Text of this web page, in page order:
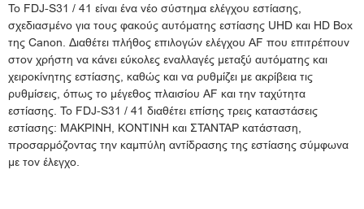
Το FDJ-S31 / 41 είναι ένα νέο σύστημα ελέγχου εστίασης,
σχεδιασμένο για τους φακούς αυτόματης εστίασης UHD και HD Box
της Canon. Διαθέτει πλήθος επιλογών ελέγχου AF που επιτρέπουν
στον χρήστη να κάνει εύκολες εναλλαγές μεταξύ αυτόματης και
χειροκίνητης εστίασης, καθώς και να ρυθμίζει με ακρίβεια τις
ρυθμίσεις, όπως το μέγεθος πλαισίου AF και την ταχύτητα
εστίασης. Το FDJ-S31 / 41 διαθέτει επίσης τρεις καταστάσεις
εστίασης: ΜΑΚΡΙΝΗ, ΚΟΝΤΙΝΗ και ΣΤΑΝΤΑΡ κατάσταση,
προσαρμόζοντας την καμπύλη αντίδρασης της εστίασης σύμφωνα
με τον έλεγχο.